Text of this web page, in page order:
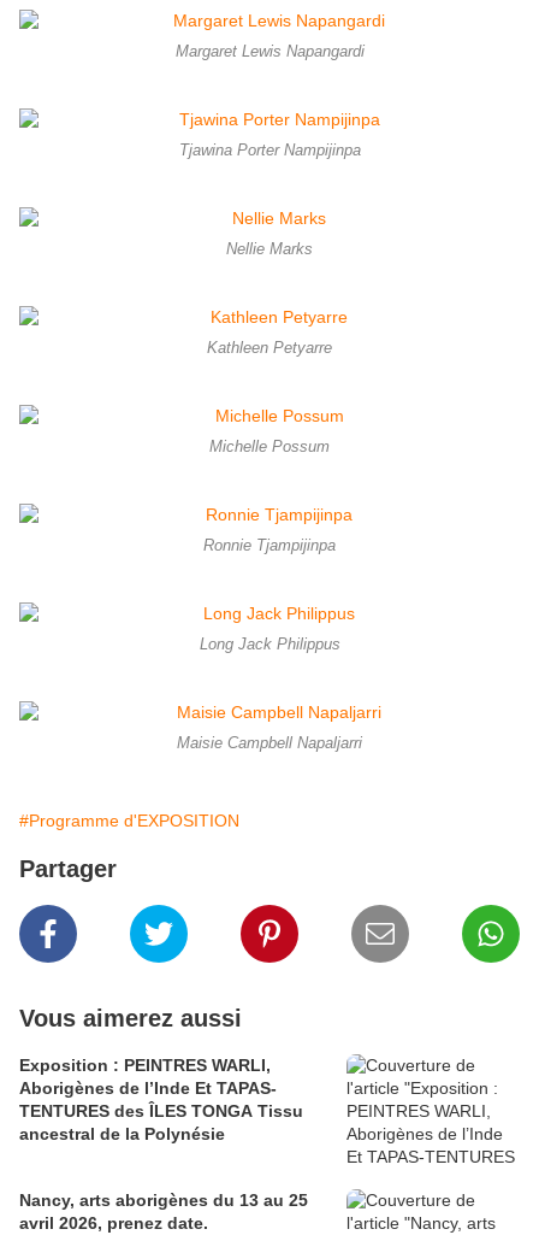
Margaret Lewis Napangardi
Tjawina Porter Nampijinpa
Nellie Marks
Kathleen Petyarre
Michelle Possum
Ronnie Tjampijinpa
Long Jack Philippus
Maisie Campbell Napaljarri
#Programme d'EXPOSITION
Partager
Vous aimerez aussi
Exposition : PEINTRES WARLI,
Aborigènes de l’Inde Et TAPAS-
TENTURES des ÎLES TONGA Tissu
ancestral de la Polynésie
Nancy, arts aborigènes du 13 au 25
avril 2026, prenez date.